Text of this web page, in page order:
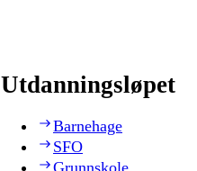
Utdanningsløpet
Barnehage
SFO